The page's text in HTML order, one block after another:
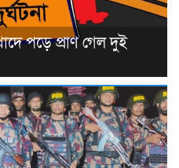
পড়ে প্রাণ গেল দুই